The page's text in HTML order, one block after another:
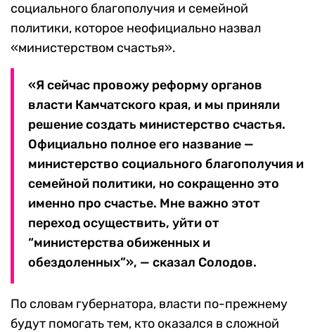
социального благополучия и семейной
политики, которое неофициально назвал
«министерством счастья».
«Я сейчас провожу реформу органов
власти Камчатского края, и мы приняли
решение создать министерство счастья.
Официально полное его название —
министерство социального благополучия и
семейной политики, но сокращенно это
именно про счастье. Мне важно этот
переход осуществить, уйти от
“министерства обиженных и
обездоленных”», — сказал Солодов.
По словам губернатора, власти по-прежнему
будут помогать тем, кто оказался в сложной